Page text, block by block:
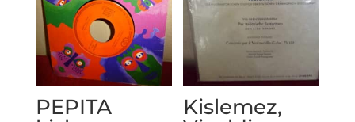
PEPITA
Kislemez,